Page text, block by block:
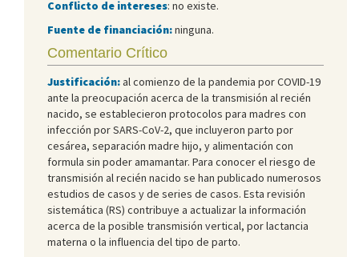
Conflicto de intereses: no existe.
Fuente de financiación:ninguna.
Comentario Crítico
Justificación:al comienzo de la pandemia por COVID-19
ante la preocupación acerca de la transmisión al recién
nacido, se establecieron protocolos para madres con
infección por SARS-CoV-2, que incluyeron parto por
cesárea, separación madre hijo, y alimentación con
formula sin poder amamantar. Para conocer el riesgo de
transmisión al recién nacido se han publicado numerosos
estudios de casos y de series de casos. Esta revisión
sistemática (RS) contribuye a actualizar la información
acerca de la posible transmisión vertical, por lactancia
materna o la influencia del tipo de parto.